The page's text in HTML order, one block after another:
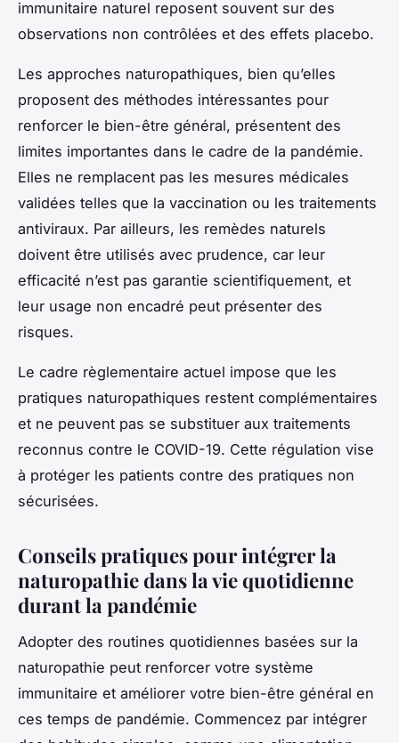
immunitaire naturel reposent souvent sur des
observations non contrôlées et des effets placebo.
Les approches naturopathiques, bien qu’elles
proposent des méthodes intéressantes pour
renforcer le bien-être général, présentent des
limites importantes dans le cadre de la pandémie.
Elles ne remplacent pas les mesures médicales
validées telles que la vaccination ou les traitements
antiviraux. Par ailleurs, les remèdes naturels
doivent être utilisés avec prudence, car leur
efficacité n’est pas garantie scientifiquement, et
leur usage non encadré peut présenter des
risques.
Le cadre règlementaire actuel impose que les
pratiques naturopathiques restent complémentaires
et ne peuvent pas se substituer aux traitements
reconnus contre le COVID-19. Cette régulation vise
à protéger les patients contre des pratiques non
sécurisées.
Conseils pratiques pour intégrer la
naturopathie dans la vie quotidienne
durant la pandémie
Adopter des routines quotidiennes basées sur la
naturopathie peut renforcer votre système
immunitaire et améliorer votre bien-être général en
ces temps de pandémie. Commencez par intégrer